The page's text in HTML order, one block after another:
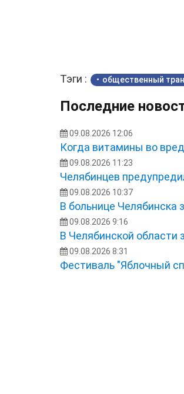
Тэги : общественный
Последние
09.08.2026 12:06
Когда витамины во
09.08.2026 11:23
Челябинцев
09.08.2026 10:37
В больнице Челябинска
09.08.2026 9:16
В Челябинской области
09.08.2026 8:31
Фестиваль "Яблочный